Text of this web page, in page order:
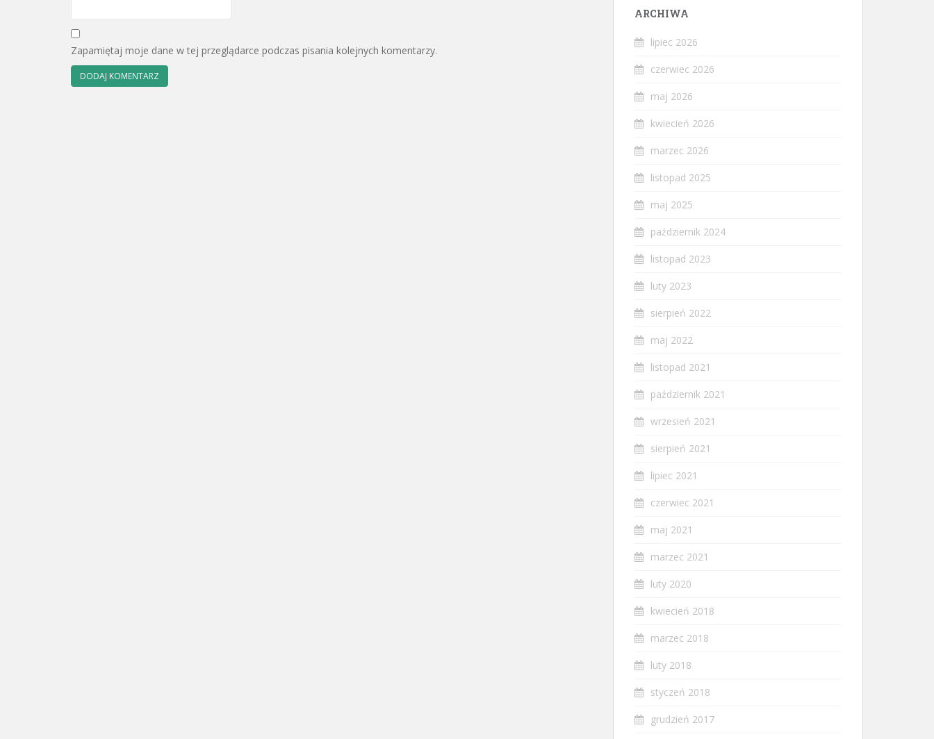
Zapamiętaj moje dane w tej przeglądarce podczas pisania kolejnych komentarzy.
ARCHIWA
lipiec 2026
czerwiec 2026
maj 2026
kwiecień 2026
marzec 2026
listopad 2025
maj 2025
październik 2024
listopad 2023
luty 2023
sierpień 2022
maj 2022
listopad 2021
październik 2021
wrzesień 2021
sierpień 2021
lipiec 2021
czerwiec 2021
maj 2021
marzec 2021
luty 2020
kwiecień 2018
marzec 2018
luty 2018
styczeń 2018
grudzień 2017